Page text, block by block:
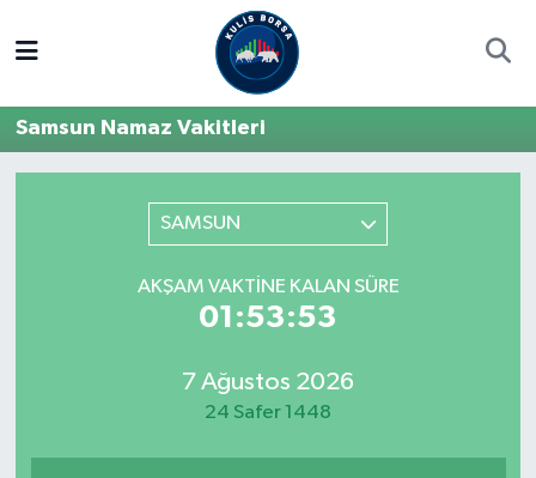
Samsun Namaz Vakitleri
SAMSUN
AKŞAM VAKTINE KALAN SÜRE
01:53:53
7 Ağustos 2026
24 Safer 1448
Hisse Yorumu
Kulis Haber
Trafik Durumu
Süper Lig Puan Durumu ve Fikstür